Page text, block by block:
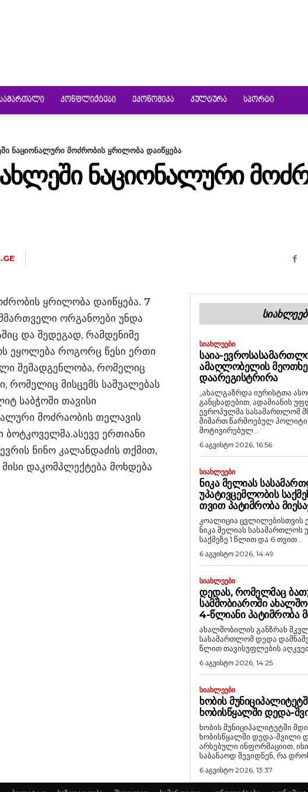
ᲙᲝᲜᲤᲚᲘᲥᲢᲔᲑᲘ ᲔᲙᲝᲜᲝᲛᲘᲙᲐ ᲙᲣᲚᲢᲣᲠᲐ ᲡᲞᲝᲠᲢᲘ
ნაციონალური მოძრობის ყრილობა დაიწყება
ᲜᲐᲪᲘᲝᲜᲐᲚᲣᲠᲘ
ყრილობა დაიწყება. 7
ორგანოები უნდა
და შედეგად, რამდენიმე
ეყოლება როგორც წესი ერთი
შემადგენლობა, რომელიც
რომელიც მისცემს საშუალებას
საბჭოში თავისი
მოძრაობის თელავის
ერთიანი
ნინო კალანდაძის თქმით,
დაკომპლექტება მოხდება
ᲡᲘᲐᲮᲚᲔᲔᲑᲘ
ᲡᲐᲘᲐ-
ᲐᲛᲐᲦᲚᲝᲑᲔᲚᲘᲡ ᲛᲔᲝᲗᲮᲔ
ᲓᲐᲐᲠᲔᲒᲘᲡᲢᲠᲘᲠᲐ
„ახალგაზრდა იურისტთა
განცხადებით, ადამიანის
ევროპულმა სასამართლომ
მიმართ წარმოებულ
მოტივირებულ...
6 აგვისტო 2026, 16:56
ᲡᲘᲐᲮᲚᲔᲔᲑᲘ
ᲜᲘᲙᲐ ᲛᲔᲚᲘᲐᲡ
ᲣᲞᲐᲢᲘᲕᲪᲔᲛᲚᲝᲑᲘᲡ
ᲗᲕᲘᲗ ᲞᲐᲢᲘᲛᲠᲝᲑᲐ
კოალიცია
ნიკა მელიას სასამართლოს
საქმეზე 1 წლით და 6 თვით...
6 აგვისტო 2026, 14:49
ᲡᲘᲐᲮᲚᲔᲔᲑᲘ
ᲓᲔᲓᲐᲡ, ᲠᲝᲛᲔᲚᲛᲐᲪ
ᲡᲐᲛᲨᲝᲑᲘᲐᲠᲝᲨᲘ
4-ᲬᲚᲘᲐᲜᲘ ᲞᲐᲢᲘᲛᲠᲝᲑᲐ
ახალშობილის განზრახ
სასამართლომ დედა
წლით თავისუფლების
6 აგვისტო 2026, 14:25
ᲡᲘᲐᲮᲚᲔᲔᲑᲘ
ᲮᲝᲑᲘᲡ
ᲮᲝᲑᲘᲡᲬᲧᲐᲚᲨᲘ ᲓᲔᲓᲐ-
ხობის მუნიციპალიტეტში
ხობისწყალში დედა-შვილი
არსებული ინფორმაციით,
საბანაოდ შევიდნენ, რა
6 აგვისტო 2026, 13:37